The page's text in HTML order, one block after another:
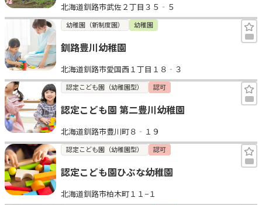
北海道釧路市武佐２丁目３５‐５
幼稚園（新制度園） 幼稚園
釧路豊川幼稚園
北海道釧路市愛国西１丁目１８‐３
認定こども園（幼稚園型） 認可
認定こども園 第二豊川幼稚園
北海道釧路市豊川町８‐１９
認定こども園（幼稚園型） 認可
認定こども園ひぶな幼稚園
北海道釧路市柏木町１１−１